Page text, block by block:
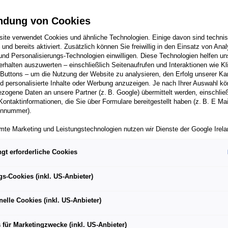
XE in Saudi-Arabien ohne Rennglück
der Online-Abstimmung „Grid Play“
CUPRA erstmals am Start
Motorsport weiter mit CUPRA
neue Saison der Extreme E war eine echte
das Finale nur hauchdünn. Spannende Nachrichten gibt
nimmt 2022 erstmals an der Rennserie teil. Und in der
den ersten Fahrer für den CUPRA Leon Competición
am Finale vorbei
von Cookies
verwendet Cookies und ähnliche Technologien. Einige davon sind
und bereits aktiviert. Zusätzlich können Sie freiwillig in den Einsatz von
Personalisierungs-Technologien einwilligen. Diese Technologien helfen
auszuwerten – einschließlich Seitenaufrufen und Interaktionen wie
– um die Nutzung der Website zu analysieren, den Erfolg unserer
personalisierte Inhalte oder Werbung anzuzeigen. Je nach Ihrer Auswahl
Daten an unsere Partner (z. B. Google) übermittelt werden,
die Sie über Formulare bereitgestellt haben (z. B. E
Marketing und Leistungstechnologien nutzen wir Dienste der Google
Datenschutzniveau; staatliche Zugriffe und eingeschränkte
können nicht ausgeschlossen werden. Die Übermittlung
einen personalisierten Link auf unsere Website gelangen und Marketing
von dem Ihnen zugeordneten Händler bzw. im Falle eines Porsche
der jeweiligen Kampagne.
erforderliche Cookies
Cookies (inkl. US-Anbieter)
Cookies (inkl. US-Anbieter)
für Marketingzwecke (inkl. US-Anbieter)